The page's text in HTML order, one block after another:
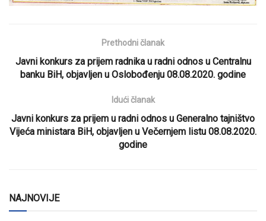
Prethodni članak
Javni konkurs za prijem radnika u radni odnos u Centralnu
banku BiH, objavljen u Oslobođenju 08.08.2020. godine
Idući članak
Javni konkurs za prijem u radni odnos u Generalno tajništvo
Vijeća ministara BiH, objavljen u Večernjem listu 08.08.2020.
godine
NAJNOVIJE